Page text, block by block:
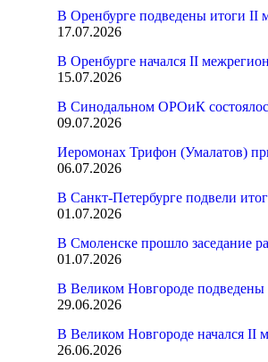
В Оренбурге подведены итоги II
17.07.2026
В Оренбурге начался II
15.07.2026
В Синодальном ОРОиК
09.07.2026
Иеромонах Трифон (Умалатов)
06.07.2026
В Санкт-Петербурге подвели
01.07.2026
В Смоленске прошло заседание
01.07.2026
В Великом Новгороде подведены
29.06.2026
В Великом Новгороде начался II
26.06.2026